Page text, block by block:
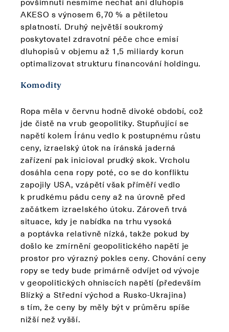
AKESO s výnosem 6,70 % a pětiletou
splatností. Druhý největší soukromý
poskytovatel zdravotní péče chce emisí
dluhopisů v objemu až 1,5 miliardy korun
optimalizovat strukturu financování holdingu.
Komodity
Ropa měla v červnu hodně divoké období, což
jde čistě na vrub geopolitiky. Stupňující se
napětí kolem Íránu vedlo k postupnému růstu
ceny, izraelský útok na íránská jaderná
zařízení pak inicioval prudký skok. Vrcholu
dosáhla cena ropy poté, co se do konfliktu
zapojily USA, vzápětí však příměří vedlo
k prudkému pádu ceny až na úrovně před
začátkem izraelského útoku. Zároveň trvá
situace, kdy je nabídka na trhu vysoká
a poptávka relativně nízká, takže pokud by
došlo ke zmírnění geopolitického napětí je
prostor pro výrazný pokles ceny. Chování ceny
ropy se tedy bude primárně odvíjet od vývoje
v geopolitických ohniscích napětí (především
Blízký a Střední východ a Rusko-Ukrajina)
s tím, že ceny by měly být v průměru spíše
nižší než vyšší.